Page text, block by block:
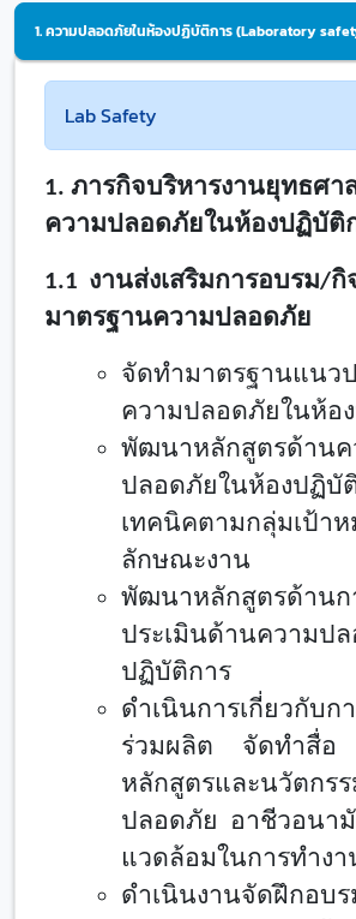
1. ความปลอดภัยในห้องปฏิบัติการ (Laboratory
Lab Safety
1. ภารกิจบริหารงานยุทธศา
ความปลอดภัยในห้องปฏิบัติ
1.1 งานส่งเสริมการอบรม/
มาตรฐานความปลอดภัย
จัดทำมาตรฐานแนว
ความปลอดภัยในห้อ
พัฒนาหลักสูตรด้านค
ปลอดภัยในห้องปฏิบัติ
เทคนิคตามกลุ่มเป้า
ลักษณะงาน
พัฒนาหลักสูตรด้านก
ประเมินด้านความป
ปฏิบัติการ
ดำเนินการเกี่ยวกับก
ร่วมผลิต จัดทำสื่อ
หลักสูตรและนวัตกร
ปลอดภัย อาชีวอนา
แวดล้อมในการทำงา
ดำเนินงานจัดฝึกอบ